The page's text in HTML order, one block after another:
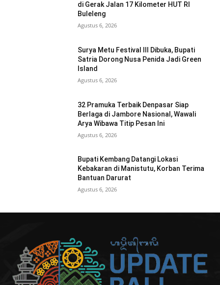
di Gerak Jalan 17 Kilometer HUT RI
Buleleng
Agustus 6, 2026
Surya Metu Festival III Dibuka, Bupati
Satria Dorong Nusa Penida Jadi Green
Island
Agustus 6, 2026
32 Pramuka Terbaik Denpasar Siap
Berlaga di Jambore Nasional, Wawali
Arya Wibawa Titip Pesan Ini
Agustus 6, 2026
Bupati Kembang Datangi Lokasi
Kebakaran di Manistutu, Korban Terima
Bantuan Darurat
Agustus 6, 2026